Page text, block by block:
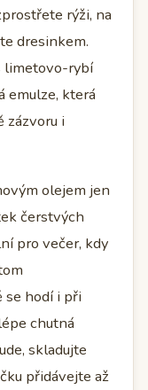
rýži, na
dresinkem.
limetovo-rybí
emulze, která
zázvoru i
olejem jen
čerstvých
pro večer, kdy
se hodí i při
chutná
skladujte
přidávejte až